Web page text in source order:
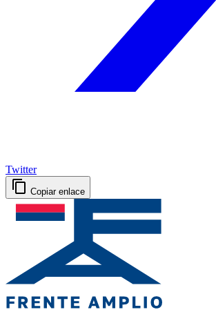
Twitter
Copiar enlace